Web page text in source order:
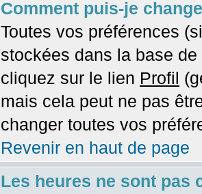
Comment puis-je
Toutes vos préférences
stockées dans la base
cliquez sur le lien Profil
mais cela peut ne pas
changer toutes vos
Revenir en haut de page
Les heures ne sont pas